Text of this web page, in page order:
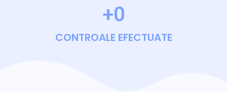
+0
CONTROALE EFECTUATE